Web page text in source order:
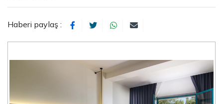
Haberi paylaş :